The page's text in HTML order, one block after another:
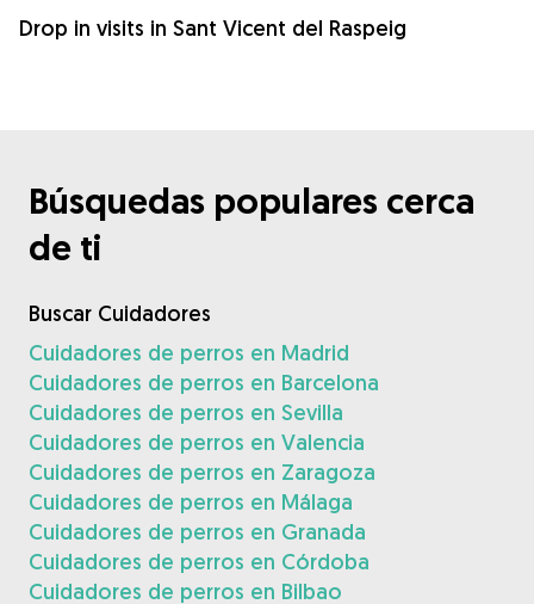
Drop in visits in Sant Vicent del Raspeig
Búsquedas populares cerca
de ti
Buscar Cuidadores
Cuidadores de perros en Madrid
Cuidadores de perros en Barcelona
Cuidadores de perros en Sevilla
Cuidadores de perros en Valencia
Cuidadores de perros en Zaragoza
Cuidadores de perros en Málaga
Cuidadores de perros en Granada
Cuidadores de perros en Córdoba
Cuidadores de perros en Bilbao